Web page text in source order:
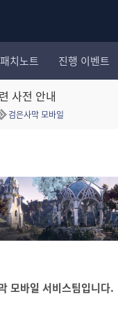
패치노트 진행 이벤트
사전 안내
검은사막 모바일
모바일 서비스팀입니다.